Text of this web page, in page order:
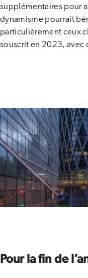
supplémentaires pour
dynamisme pourrait
particulièrement ceux
souscrit en 2023, avec
Pour la fin de